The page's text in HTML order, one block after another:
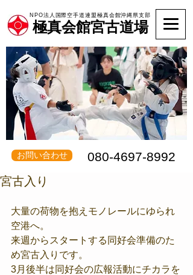
お問い合わせ 080-4697-8992
極真会館宮古道場
NPO法人国際空手道連盟極真会館沖縄県支部
宮古入り
大量の荷物を抱えモノレールにゆられ
空港へ。
来週からスタートする同好会準備のた
め宮古入りです。
3月後半は同好会の広報活動にチカラを